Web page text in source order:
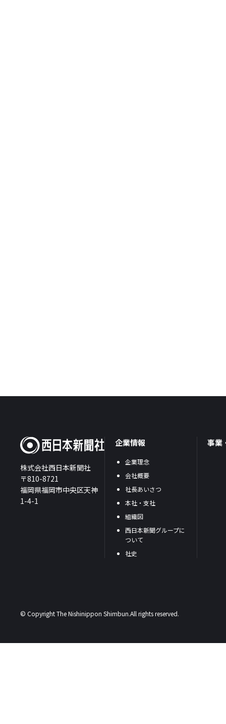
株式会社西日本新聞社
〒810-8721
福岡県福岡市中央区天神
1-4-1
企業情報
企業理念
会社概要
社長あいさつ
本社・支社
組織図
西日本新聞グループに
ついて
社史
事業
© Copyright The Nishinippon Shimbun.All rights reserved.